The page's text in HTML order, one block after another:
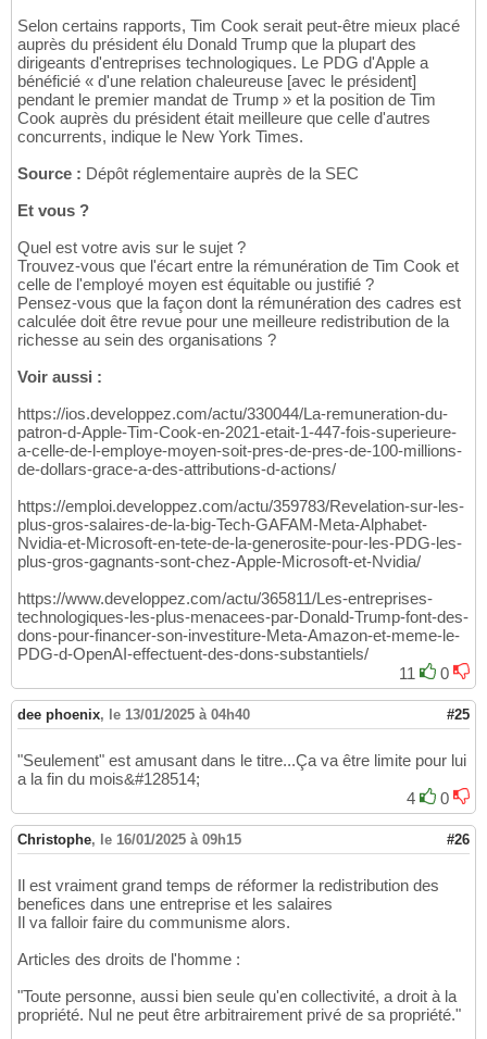
Selon certains rapports, Tim Cook serait peut-être mieux placé
auprès du président élu Donald Trump que la plupart des
dirigeants d'entreprises technologiques. Le PDG d'Apple a
bénéficié « d'une relation chaleureuse [avec le président]
pendant le premier mandat de Trump » et la position de Tim
Cook auprès du président était meilleure que celle d'autres
concurrents, indique le New York Times.
Source : Dépôt réglementaire auprès de la SEC
Et vous ?
Quel est votre avis sur le sujet ?
Trouvez-vous que l'écart entre la rémunération de Tim Cook et
celle de l'employé moyen est équitable ou justifié ?
Pensez-vous que la façon dont la rémunération des cadres est
calculée doit être revue pour une meilleure redistribution de la
richesse au sein des organisations ?
Voir aussi :
https://ios.developpez.com/actu/330044/La-remuneration-du-
patron-d-Apple-Tim-Cook-en-2021-etait-1-447-fois-superieure-
a-celle-de-l-employe-moyen-soit-pres-de-pres-de-100-millions-
de-dollars-grace-a-des-attributions-d-actions/
https://emploi.developpez.com/actu/359783/Revelation-sur-les-
plus-gros-salaires-de-la-big-Tech-GAFAM-Meta-Alphabet-
Nvidia-et-Microsoft-en-tete-de-la-generosite-pour-les-PDG-les-
plus-gros-gagnants-sont-chez-Apple-Microsoft-et-Nvidia/
https://www.developpez.com/actu/365811/Les-entreprises-
technologiques-les-plus-menacees-par-Donald-Trump-font-des-
dons-pour-financer-son-investiture-Meta-Amazon-et-meme-le-
PDG-d-OpenAI-effectuent-des-dons-substantiels/
11
0
dee phoenix, le 13/01/2025 à 04h40 #25
"Seulement" est amusant dans le titre...Ça va être limite pour lui
a la fin du mois&#128514;
4
0
Christophe, le 16/01/2025 à 09h15 #26
Il est vraiment grand temps de réformer la redistribution des
benefices dans une entreprise et les salaires
Il va falloir faire du communisme alors.
Articles des droits de l'homme :
"Toute personne, aussi bien seule qu'en collectivité, a droit à la
propriété. Nul ne peut être arbitrairement privé de sa propriété."